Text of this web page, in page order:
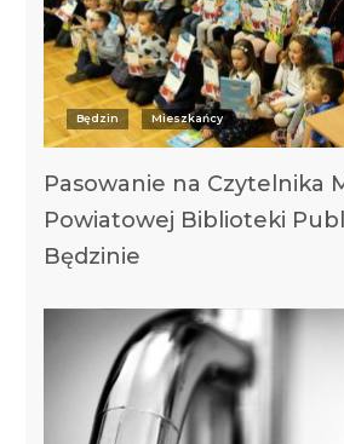
Będzin Mieszkańcy
Pasowanie na Czytelnika
Powiatowej Biblioteki
Będzinie